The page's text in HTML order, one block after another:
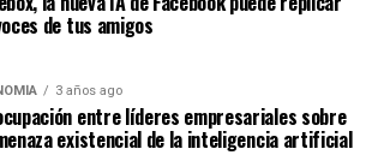
de tus amigos
3 años ago
entre líderes empresariales sobre
existencial de la inteligencia artificial